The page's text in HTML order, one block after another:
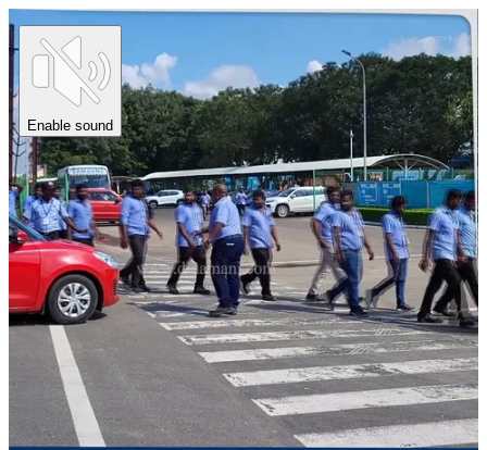
Enable sound